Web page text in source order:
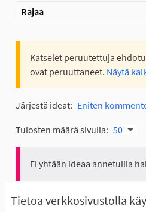
Tietoa verkkosivustolla
Rajaa
Katselet peruutettuja
ovat peruuttaneet. Näytä
Järjestä ideat: Eniten
Tulosten määrä sivulla: 50
Ei yhtään ideaa annetuilla